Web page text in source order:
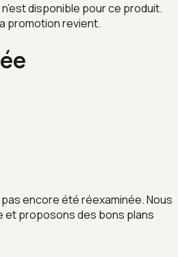
disponible pour ce produit.
promotion revient.
encore été réexaminée. Nous
proposons des bons plans